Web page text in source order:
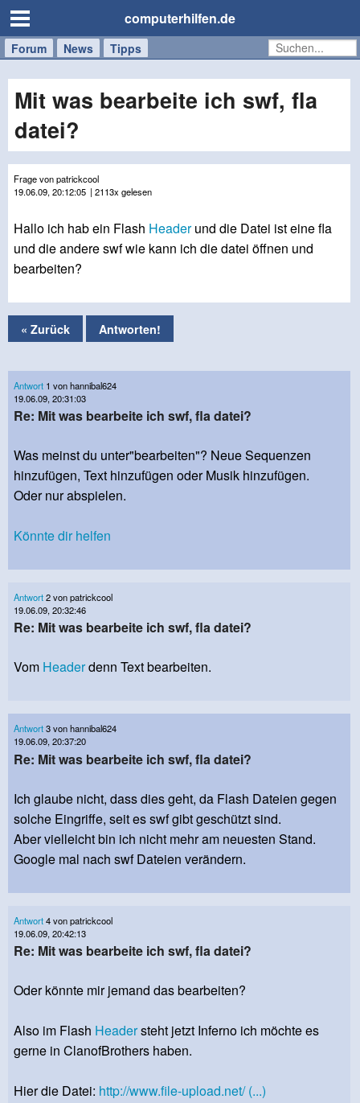
computerhilfen.de
Forum News Tipps
Handy
Tablet
Windows
Mac
Mit was bearbeite ich swf, fla
datei?
Frage von patrickcool
19.06.09, 20:12:05 | 2113x gelesen
Hallo ich hab ein Flash Headerund die Datei ist eine fla
und die andere swf wie kann ich die datei öffnen und
bearbeiten?
« Zurück Antworten!
Antwort 1 von hannibal624
19.06.09, 20:31:03
Re: Mit was bearbeite ich swf, fla datei?
Was meinst du unter"bearbeiten"? Neue Sequenzen
hinzufügen, Text hinzufügen oder Musik hinzufügen.
Oder nur abspielen.
Könnte dir helfen
Antwort2 von patrickcool
19.06.09, 20:32:46
Re: Mit was bearbeite ich swf, fla datei?
Vom Headerdenn Text bearbeiten.
Antwort3 von hannibal624
19.06.09, 20:37:20
Re: Mit was bearbeite ich swf, fla datei?
Ich glaube nicht, dass dies geht, da Flash Dateien gegen
solche Eingriffe, seit es swf gibt geschützt sind.
Aber vielleicht bin ich nicht mehr am neuesten Stand.
Google mal nach swf Dateien verändern.
Antwort4 von patrickcool
19.06.09, 20:42:13
Re: Mit was bearbeite ich swf, fla datei?
Oder könnte mir jemand das bearbeiten?
Also im Flash Headersteht jetzt Inferno ich möchte es
gerne in ClanofBrothers haben.
Hier die Datei: http://www.file-upload.net/ (...)